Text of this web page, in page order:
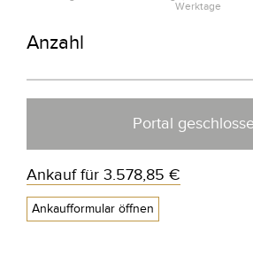
Werktage
Anzahl
Portal
Ankauf für 3.578,85 €
Ankaufformular öffnen